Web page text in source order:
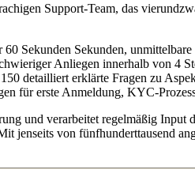
Support-Team, das
Sekunden Sekunden,
Anliegen innerhalb von 4
detailliert erklärte Fragen zu
für erste Anmeldung, KYC-
und verarbeitet regelmäßig
jenseits von fünfhunderttausend